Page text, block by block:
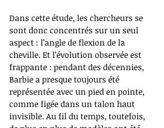
Dans cette étude, les chercheurs se
sont donc concentrés sur un seul
aspect : l’angle de flexion de la
cheville. Et l’évolution observée est
frappante : pendant des décennies,
Barbie a presque toujours été
représentée avec un pied en pointe,
comme figée dans un talon haut
invisible. Au fil du temps, toutefois,